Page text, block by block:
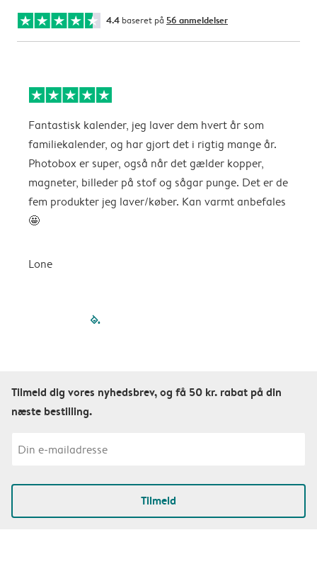
4.4 baseret på 56 anmeldelser
Fantastisk kalender, jeg laver dem hvert år som
familiekalender, og har gjort det i rigtig mange år.
Photobox er super, også når det gælder kopper,
magneter, billeder på stof og sågar punge. Det er de
fem produkter jeg laver/køber. Kan varmt anbefales
🤩
Lone
filled-pagination
Tilmeld dig vores nyhedsbrev, og få 50 kr. rabat på din
næste bestilling.
Tilmeld